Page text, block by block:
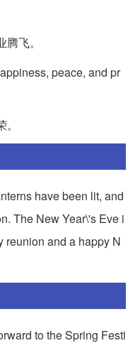
飞。
peace, and pr
have been lit, and
The New Year\'s Eve i
reunion and a happy N
to the Spring Festi